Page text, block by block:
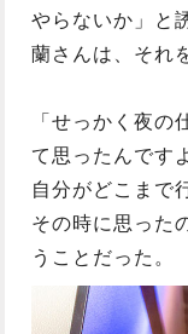
やらないか」と
蘭さんは、それ
「せっかく夜
て思ったんです
自分がどこまで
その時に思った
うことだった。